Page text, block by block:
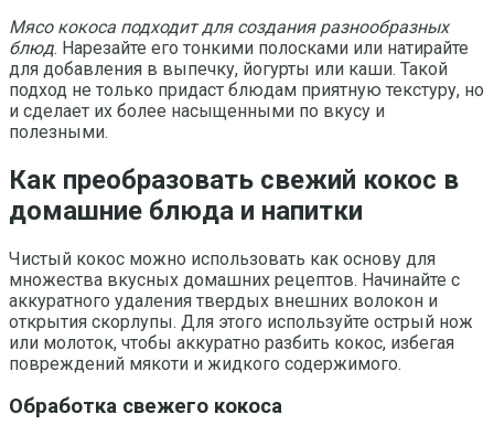
Мясо кокоса подходит для создания разнообразных
блюд. Нарезайте его тонкими полосками или натирайте
для добавления в выпечку, йогурты или каши. Такой
подход не только придаст блюдам приятную текстуру, но
и сделает их более насыщенными по вкусу и
полезными.
Как преобразовать свежий кокос в
домашние блюда и напитки
Чистый кокос можно использовать как основу для
множества вкусных домашних рецептов. Начинайте с
аккуратного удаления твердых внешних волокон и
открытия скорлупы. Для этого используйте острый нож
или молоток, чтобы аккуратно разбить кокос, избегая
повреждений мякоти и жидкого содержимого.
Обработка свежего кокоса